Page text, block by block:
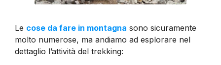
Le cose da fare in montagna sono sicuramente
molto numerose, ma andiamo ad esplorare nel
dettaglio l’attività del trekking: